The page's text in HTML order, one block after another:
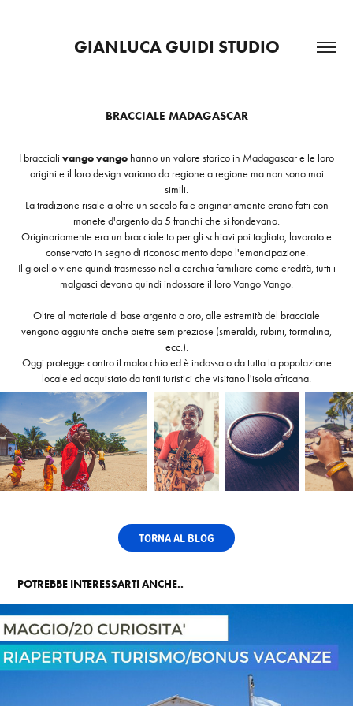
GIANLUCA GUIDI STUDIO
BRACCIALE MADAGASCAR
I bracciali vango vango hanno un valore storico in Madagascar e le loro
origini e il loro design variano da regione a regione ma non sono mai
simili.
La tradizione risale a oltre un secolo fa e originariamente erano fatti con
monete d'argento da 5 franchi che si fondevano.
Originariamente era un braccialetto per gli schiavi poi tagliato, lavorato e
conservato in segno di riconoscimento dopo l'emancipazione.
Il gioiello viene quindi trasmesso nella cerchia familiare come eredità, tutti i
malgasci devono quindi indossare il loro Vango Vango.
Oltre al materiale di base argento o oro, alle estremità del bracciale
vengono aggiunte anche pietre semipreziose (smeraldi, rubini, tormalina,
ecc.).
Oggi protegge contro il malocchio ed è indossato da tutta la popolazione
locale ed acquistato da tanti turistici che visitano l'isola africana.
TORNA AL BLOG
POTREBBE INTERESSARTI ANCHE..